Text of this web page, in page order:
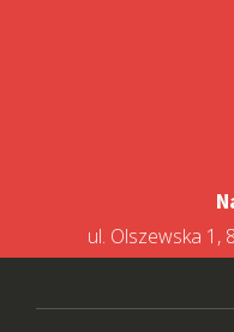
ul. Olszewska 1,